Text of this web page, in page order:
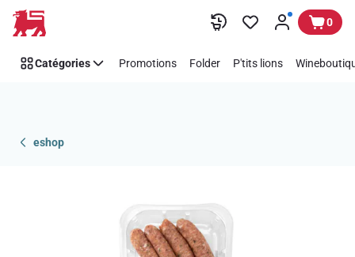
Passer 0
Catégories Promotions Folder P'tits lions
eshop